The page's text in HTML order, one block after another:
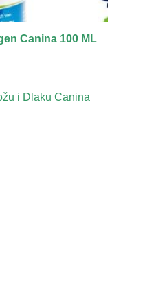
Canina 100 ML